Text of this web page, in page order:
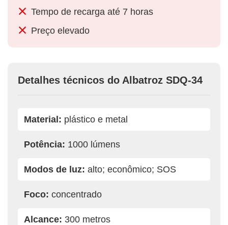
Tempo de recarga até 7 horas
Preço elevado
Detalhes técnicos do Albatroz SDQ-34
Material: plástico e metal
Potência: 1000 lúmens
Modos de luz: alto; econômico; SOS
Foco: concentrado
Alcance: 300 metros